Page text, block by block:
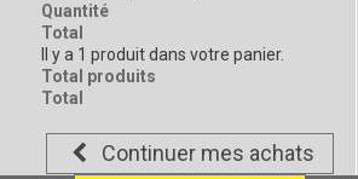
Quantité
Total
Il y a 1 produit dans votre panier.
Total produits
Total
Continuer mes achats